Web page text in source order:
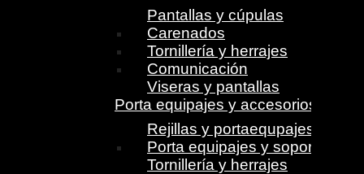
Pantallas y cúpulas
Carenados
Tornillería y herrajes
Comunicación
Viseras y pantallas
Porta equipajes y accesorios
Rejillas y portaequpajes
Porta equipajes y soportes
Tornillería y herrajes